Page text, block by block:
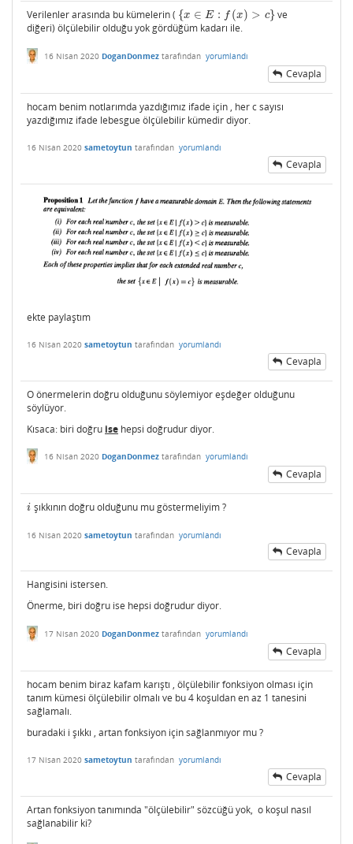
Verilenler arasında bu kümelerin ( {x ∈ E : f (x) > c}
{x∈ E: f(x) > c}
ve
diğeri) ölçülebilir olduğu yok gördüğüm kadarı ile.
16 Nisan 2020 DoganDonmez tarafından yorumlandı
Cevapla
hocam benim notlarımda yazdığımız ifade için , her c sayısı
yazdığımız ifade lebesgue ölçülebilir kümedir diyor.
16 Nisan 2020 sametoytun tarafından yorumlandı
Cevapla
ekte paylaştım
16 Nisan 2020 sametoytun tarafından yorumlandı
Cevapla
O önermelerin doğru olduğunu söylemiyor eşdeğer olduğunu
söylüyor.
Kısaca: biri doğru ise hepsi doğrudur diyor.
16 Nisan 2020 DoganDonmez tarafından yorumlandı
Cevapla
i
i şıkkının doğru olduğunu mu göstermeliyim ?
16 Nisan 2020 sametoytun tarafından yorumlandı
Cevapla
Hangisini istersen.
Önerme, biri doğru ise hepsi doğrudur diyor.
17 Nisan 2020 DoganDonmez tarafından yorumlandı
Cevapla
hocam benim biraz kafam karıştı , ölçülebilir fonksiyon olması için
tanım kümesi ölçülebilir olmalı ve bu 4 koşuldan en az 1 tanesini
sağlamalı.
buradaki i şıkkı , artan fonksiyon için sağlanmıyor mu ?
17 Nisan 2020 sametoytun tarafından yorumlandı
Cevapla
Artan fonksiyon tanımında "ölçülebilir" sözcüğü yok, o koşul nasıl
sağlanabilir ki?